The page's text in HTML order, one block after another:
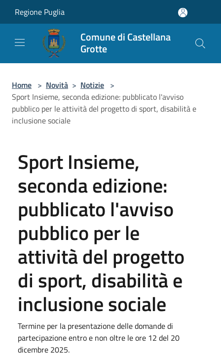
Regione Puglia
Comune di Castellana
Grotte
Home > Novità > Notizie >
Sport Insieme, seconda edizione: pubblicato l'avviso
pubblico per le attività del progetto di sport, disabilità e
inclusione sociale
Sport Insieme,
seconda edizione:
pubblicato l'avviso
pubblico per le
attività del progetto
di sport, disabilità e
inclusione sociale
Termine per la presentazione delle domande di
partecipazione entro e non oltre le ore 12 del 20
dicembre 2025.